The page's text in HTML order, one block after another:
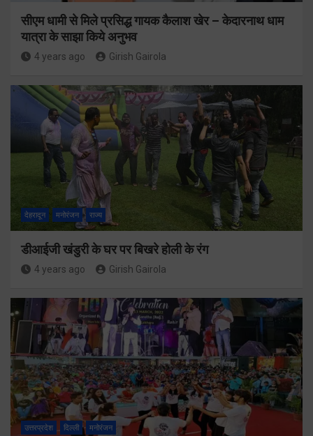
सीएम धामी से मिले प्रसिद्ध गायक कैलाश खेर – केदारनाथ धाम
यात्रा के साझा किये अनुभव
4 years ago Girish Gairola
देहरादून मनोरंजन राज्य
डीआईजी खंडुरी के घर पर बिखरे होली के रंग
4 years ago Girish Gairola
उत्तरप्रदेश दिल्ली मनोरंजन